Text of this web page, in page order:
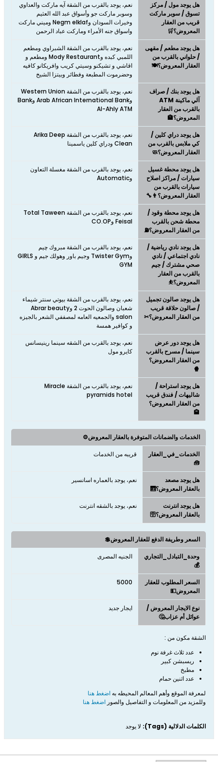
هل يوجد مول / مركز
تسوق / سوبر ماركت
قريب من العقار
المعروض؟🛒
نعم، يوجد بالقرب من الشقة آيه ماركت والعداوي
وسوبر ماركت جو وأسواق عبد الله العثيم
وخيرات السودان وNegm elklaf وميني ماركت
واسواق جنه الأمراء وماركت عباد الرحمن
هل يوجد مطعم / مقهى
/ حلواني بالقرب من
العقار المعروض؟🍽️
نعم، يوجد بالقرب من الشقة الشبراوي ومطعم
اللمبي كبده وMody Restaurant ومطعم و
اقاشي و تشيكنو وسيتي كريب وافريكانو كافيه
وحضرموت المطبعة وفطائر وبيتزا الشيخ
هل يوجد بنك / صراف
آلي ماكينة ATM
بالقرب من العقار
المعروض؟🏦
نعم، يوجد بالقرب من الشقة Western Union
وArab African International Bank وBank
Al-Ahly ATM
هل يوجد دراي كلين /
كي ملابس بالقرب من
العقار المعروض؟🧼
نعم، يوجد بالقرب من الشقة Arika Deep
Clean ودراي كلين ياسمينا
هل يوجد محطة غسيل
سيارات / مراكز اصلاح
سيارات بالقرب من
العقار المعروض؟👨‍🔧
نعم، يوجد بالقرب من الشقة مغسلة التعاون
وAutomatic
هل يوجد محطة وقود /
محطة شحن بالقرب
من العقار المعروض؟⛽
نعم، يوجد بالقرب من الشقة Total Taween
Feisal وCO.OP
هل يوجد نادي رياضية /
نادي اجتماعي / نادي
صحي مشترك / جيم
بالقرب من العقار
المعروض؟⛹
نعم، يوجد بالقرب من الشقة مبروك چيم
وTwister Gym وجيم باور وهولك جيم و GIRLS
GYM
هل يوجد صالون تجميل
/ صالون حلاقة قريب
من العقار المعروض؟✂
نعم، يوجد بالقرب من الشقة بيوتي سنتر شيماء
شعبان وصالون الحوت 2 وAbrar beauty
salon والجمعيه العامه لمصففي الشعر بالجيزه
و كوافير همسة
هل يوجد دور عرض
سينما / مسرح بالقرب
من العقار المعروض؟
🍿
نعم، يوجد بالقرب من الشقه سينما رينيسانس
كايرو مول
هل يوجد استراحة /
شاليهات / فندق قريب
من العقار المعروض؟
🏨
نعم، يوجد بالقرب من الشقة Miracle
pyramids hotel
الخدمات والضمانات المتوفرة بالعقار المعروض⚙️
الخدمات_في_العقار
🧰
قريبه من الخدمات
هل يوجد مصعد
بالعقار المعروض؟🛗
نعم، يوجد بالعماره اسانسير
هل يوجد انترنت
بالعقار المعروض؟🛜
نعم، يوجد بالشقه انترنت
السعر وطريفة الدفع للعقار المعروض💲
وحدة_التبادل_التجاري
💰
الجنيه المصرى
السعر المطلوب للعقار
المعروض💵
5000
نوع الايجار المعروض /
عوائل أم عزاب🤔
ايجار جديد
الشقة مكون من :
عدد ثلاث غرفة نوم
ريسبشن كبير
مطبخ
عدد اثنين حمام
لمعرفة الموقع وأهم المعالم المحيطه بهاضغط هنا
وللمزيد من المعلومات و التفاصيل والصور اضغط هنا
الكلمات الدلالية (Tags): لا يوجد